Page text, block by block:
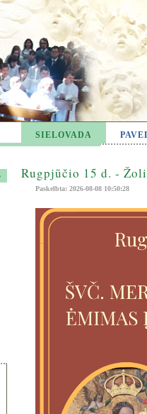
SIELOVADA
Rugpjūčio 15 d. -
Paskelbta: 2026-08-08 10:50:28